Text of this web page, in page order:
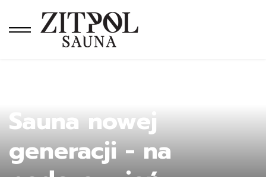
Sauna nowej
generacji - na